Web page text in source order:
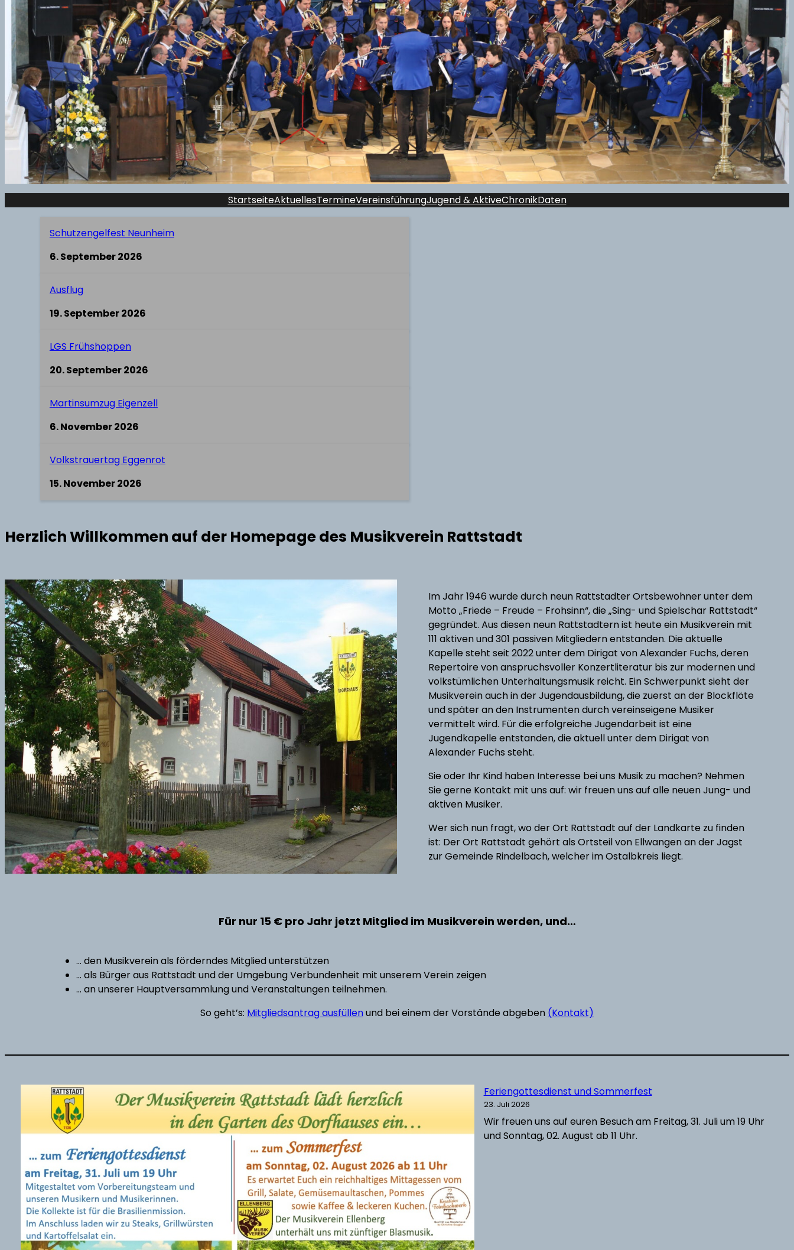
StartseiteAktuellesTermineVereinsführungJugend & AktiveChronikDaten
Schutzengelfest Neunheim
6. September 2026
Ausflug
19. September 2026
LGS Frühshoppen
20. September 2026
Martinsumzug Eigenzell
6. November 2026
Volkstrauertag Eggenrot
15. November 2026
Herzlich Willkommen auf der Homepage des Musikverein Rattstadt
Im Jahr 1946 wurde durch neun Rattstadter Ortsbewohner unter dem
Motto „Friede – Freude – Frohsinn“, die „Sing- und Spielschar Rattstadt“
gegründet. Aus diesen neun Rattstadtern ist heute ein Musikverein mit
111 aktiven und 301 passiven Mitgliedern entstanden. Die aktuelle
Kapelle steht seit 2022 unter dem Dirigat von Alexander Fuchs, deren
Repertoire von anspruchsvoller Konzertliteratur bis zur modernen und
volkstümlichen Unterhaltungsmusik reicht. Ein Schwerpunkt sieht der
Musikverein auch in der Jugendausbildung, die zuerst an der Blockflöte
und später an den Instrumenten durch vereinseigene Musiker
vermittelt wird. Für die erfolgreiche Jugendarbeit ist eine
Jugendkapelle entstanden, die aktuell unter dem Dirigat von
Alexander Fuchs steht.
Sie oder Ihr Kind haben Interesse bei uns Musik zu machen? Nehmen
Sie gerne Kontakt mit uns auf: wir freuen uns auf alle neuen Jung- und
aktiven Musiker.
Wer sich nun fragt, wo der Ort Rattstadt auf der Landkarte zu finden
ist: Der Ort Rattstadt gehört als Ortsteil von Ellwangen an der Jagst
zur Gemeinde Rindelbach, welcher im Ostalbkreis liegt.
Für nur 15 € pro Jahr jetzt Mitglied im Musikverein werden, und…
… den Musikverein als förderndes Mitglied unterstützen
… als Bürger aus Rattstadt und der Umgebung Verbundenheit mit unserem Verein zeigen
… an unserer Hauptversammlung und Veranstaltungen teilnehmen.
So geht’s: Mitgliedsantrag ausfüllenund bei einem der Vorstände abgeben (Kontakt)
Feriengottesdienst und Sommerfest
23. Juli 2026
Wir freuen uns auf euren Besuch am Freitag, 31. Juli um 19 Uhr
und Sonntag, 02. August ab 11 Uhr.